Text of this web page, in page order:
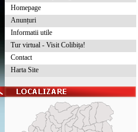
Homepage
Anunțuri
Informatii utile
Tur virtual - Visit Colibița!
Contact
Harta Site